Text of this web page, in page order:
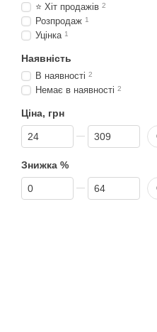
⭐ Хіт продажів 2
Розпродаж 1
Уцінка 1
Наявність
В наявності 2
Немає в наявності 2
Ціна, грн
Від Ціна, грн
До Ціна, грн
Знижка %
Від Знижка %
До Знижка %